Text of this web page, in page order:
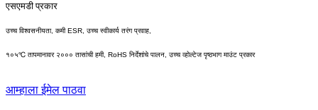
एसएमडी प्रकार
उच्च विश्वसनीयता, कमी ESR, उच्च स्वीकार्य तरंग प्रवाह,
१०५℃ तापमानावर २००० तासांची हमी, RoHS निर्देशांचे पालन, उच्च व्होल्टेज पृष्ठभाग माउंट प्रकार
आम्हाला ईमेल पाठवा